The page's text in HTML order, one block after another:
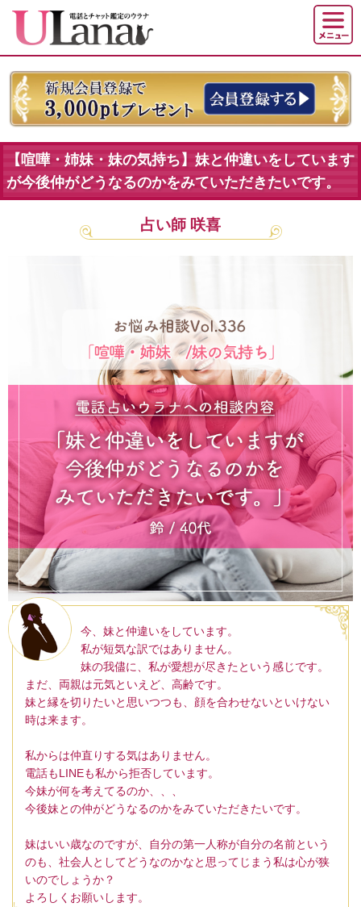
【喧嘩・姉妹・妹の気持ち】妹と仲違いをしています
が今後仲がどうなるのかをみていただきたいです。
占い師 咲喜
今、妹と仲違いをしています。
私が短気な訳ではありません。
妹の我儘に、私が愛想が尽きたという感じです。
まだ、両親は元気といえど、高齢です。
妹と縁を切りたいと思いつつも、顔を合わせないといけない
時は来ます。
私からは仲直りする気はありません。
電話もLINEも私から拒否しています。
今妹が何を考えてるのか、、、
今後妹との仲がどうなるのかをみていただきたいです。
妹はいい歳なのですが、自分の第一人称が自分の名前という
のも、社会人としてどうなのかなと思ってじまう私は心が狭
いのでしょうか？
よろしくお願いします。